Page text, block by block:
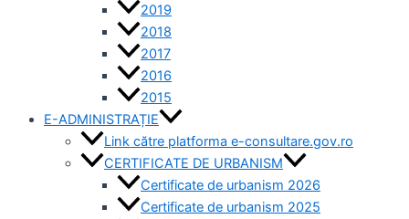
2019
2018
2017
2016
2015
E-ADMINISTRAȚIE
Link către platforma e-consultare.gov.ro
CERTIFICATE DE URBANISM
Certificate de urbanism 2026
Certificate de urbanism 2025